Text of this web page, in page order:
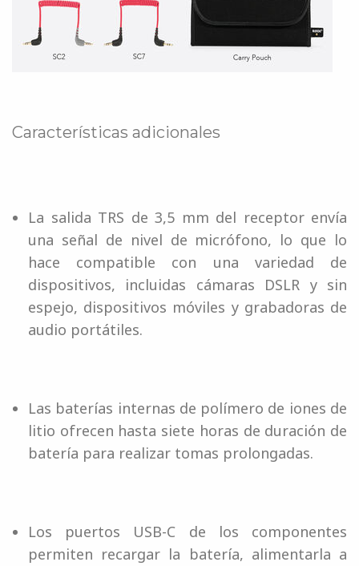
Características adicionales
La salida TRS de 3,5 mm del receptor envía
una señal de nivel de micrófono, lo que lo
hace compatible con una variedad de
dispositivos, incluidas cámaras DSLR y sin
espejo, dispositivos móviles y grabadoras de
audio portátiles.
Las baterías internas de polímero de iones de
litio ofrecen hasta siete horas de duración de
batería para realizar tomas prolongadas.
Los puertos USB-C de los componentes
permiten recargar la batería, alimentarla a